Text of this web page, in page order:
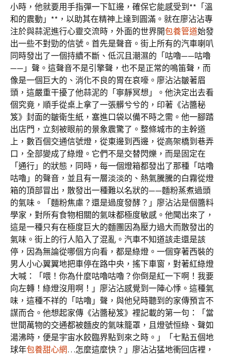
小時，他就要用手指彈一下缸邊，確保它能感受到**「溫
和的震動」**，以助其在精神上達到圓滿。就在廖沾沾專
注於與蒜泥進行心靈交流時，外面的世界開包養管道始發
出一些不對勁的信號。首先是聲音。街上所有的汽車喇叭
同時發出了一個持續不斷、低沉且潮濕的「咕嚕——咕嚕
——」聲。這聲音不是引擎聲，也不是正常的鳴笛聲，而
像是一個巨大的、消化不良的胃在哀嚎。廖沾沾皺著眉
頭，這嚴重干擾了他蒜泥的「寧靜冥想」。他決定出去看
個究竟，順手從桌上拿了一張髒兮兮的，印著《沾醬秘
笈》封面的皺衛生紙，塞進口袋以備不時之需。他一腳踏
出店門，立刻被眼前的景象震驚了。整條城市的主幹道
上，數百個交通信號燈，從東邊到西邊，從高架橋到巷弄
口，全部變成了綠燈。它們不是交替閃爍，而是固定在
「通行」的狀態，同時，每一個燈箱都發出了那種「咕嚕
咕嚕」的聲音，並且有一層淡淡的、熱氣騰騰的白霧從燈
箱的頂部冒出，散發出一種難以名狀的——麵粉蒸煮過頭
的氣味。「麵粉焦慮？還是過度發酵？」廖沾沾是個醬料
學家，對所有食物相關的氣味都極度敏感。他聞出來了，
這是一種只有在極度巨大的麵團因為壓力過大而散發出的
氣味。街上的行人陷入了混亂。汽車不知道該走還是該
停，因為無論從哪個方向看，都是綠燈。一個穿著西裝的
男人小心翼翼地把車停在路中央，搖下車窗，對著紅綠燈
大喊：「喂！你為什麼咕嚕咕嚕？你倒是紅一下啊！我要
向左轉！綠燈沒用啊！」廖沾沾感覺到一陣心悸。這種氣
味，這種不祥的「咕嚕」聲，與他兒時聽到的家傳預言不
謀而合。他想起家傳《沾醬秘笈》裡記載的第一句：「當
世間萬物的交通都被麵皮的氣味籠罩，且燈號恒綠、聲如
湯沸時，便是宇宙水餃臨界點到來之時。」「七點五個地
球年包養甜心網…怎麼這麼快？」廖沾沾猛地衝回店裡，